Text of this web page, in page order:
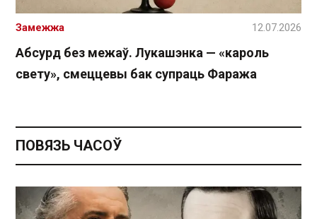
Абсурд без межаў. Лукашэнка — «кароль
свету», смеццевы бак супраць Фаража
Замежжа 12.07.2026
ПОВЯЗЬ ЧАСОЎ